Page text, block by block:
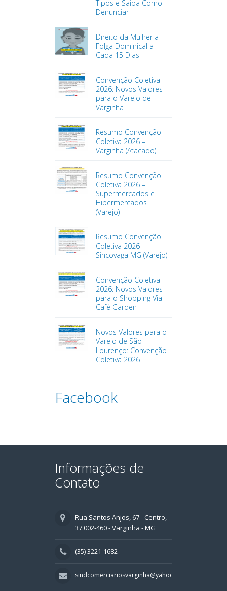
Tipos e Saiba Como
Denunciar
Direito da Mulher a
Folga Dominical a
Cada 15 Dias
Convenção Coletiva
2026: Novos Valores
para o Varejo de
Varginha
Resumo Convenção
Coletiva 2026 –
Varginha (Atacado)
Resumo Convenção
Coletiva 2026 –
Supermercados e
Hipermercados
(Varejo)
Resumo Convenção
Coletiva 2026 –
Sincovaga MG (Varejo)
Convenção Coletiva
2026: Novos Valores
para o Shopping Via
Café Garden
Novos Valores para o
Varejo de São
Lourenço: Convenção
Coletiva 2026
Facebook
Informações de
Contato
Rua Santos Anjos, 67 - Centro,
37.002-460 - Varginha - MG
(35) 3221-1682
sindcomerciariosvarginha@yahoo.com.br